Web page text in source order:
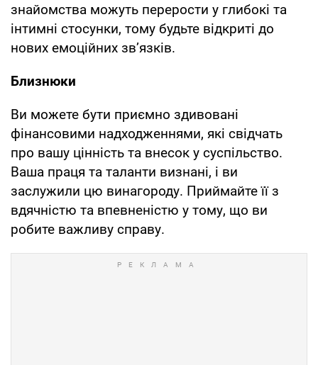
знайомства можуть перерости у глибокі та
інтимні стосунки, тому будьте відкриті до
нових емоційних зв’язків.
Близнюки
Ви можете бути приємно здивовані
фінансовими надходженнями, які свідчать
про вашу цінність та внесок у суспільство.
Ваша праця та таланти визнані, і ви
заслужили цю винагороду. Приймайте її з
вдячністю та впевненістю у тому, що ви
робите важливу справу.